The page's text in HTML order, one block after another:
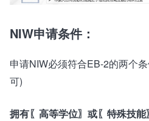
NIW申请条件：
申请NIW必须符合EB-2的两个
可)
拥有〖高等学位〗或〖特殊技能〗